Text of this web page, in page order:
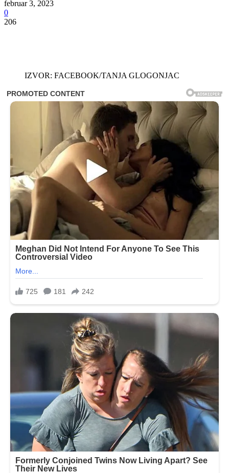
februar 3, 2023
0
206
IZVOR: FACEBOOK/TANJA GLOGONJAC